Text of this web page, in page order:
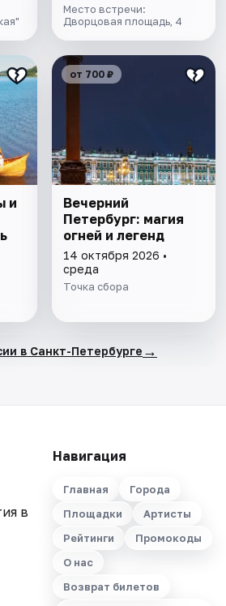
Место встречи:
Дворцовая площадь, 4
и
от 700 ₽
Вечерний
Петербург: магия
огней и легенд
14 октября 2026 •
среда
Точка сбора
в Санкт-Петербурге →
в
Навигация
Главная
Города
Площадки
Артисты
Рейтинги
Промокоды
О нас
Возврат билетов